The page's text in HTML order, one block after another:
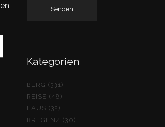
Kategorien
BERG (331)
REISE (48)
HAUS (32)
BREGENZ (30)